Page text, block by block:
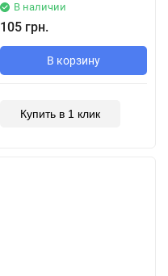
В наличии
105 грн.
В корзину
Купить в 1 клик